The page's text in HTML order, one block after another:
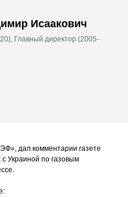
Исаакович
Главный директор (2005-
дал комментарии газете
Украиной по газовым